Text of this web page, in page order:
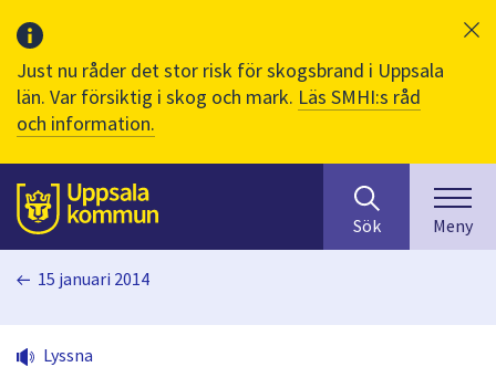
Just nu råder det stor risk för skogsbrand i Uppsala
län. Var försiktig i skog och mark. Läs SMHI:s råd
och information.
Till sidans
huvudinnehåll
efter
innehåll
på
Sök Meny
15 januari 2014
Lyssna